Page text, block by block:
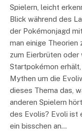
Spielern, leicht
Blick während des
der Pokémonjagd
man einige Theorien
zum Eierbrüten oder
Startpokémon
Mythen um die
dieses Thema das,
anderen Spielern
des Evolis? Evoli ist
ein bisschen an…